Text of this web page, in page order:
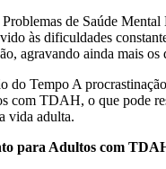
de Saúde
às dificuldades
agravando ainda mais
do Tempo A
com TDAH, o que pode
vida adulta.
para Adultos com